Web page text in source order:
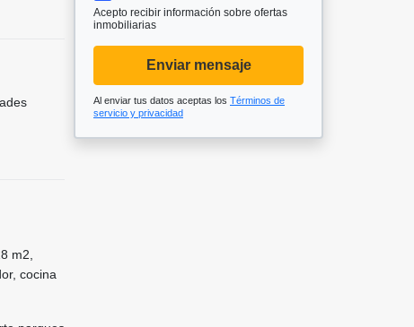
m2,
cocina
Acepto recibir información sobre ofertas
inmobiliarias
Enviar mensaje
Al enviar tus datos aceptas los Términos de
servicio y privacidad